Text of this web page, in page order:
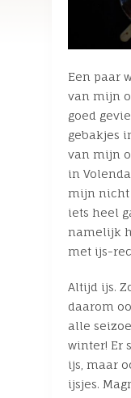
Een paar
van mijn
goed
gebakjes
van mijn
in
mijn nicht
iets heel
namelijk
met ijs-
Altijd ijs.
daarom
alle
winter! Er
ijs, maar
ijsjes.